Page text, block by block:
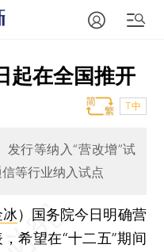
起在全国推开
T中
行等纳入“营改增”试
等行业纳入试点
） 国务院今日明确营
希望在“十二五”期间